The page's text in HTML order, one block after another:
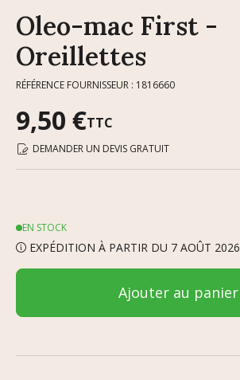
Oleo-mac First -
Oreillettes
RÉFÉRENCE FOURNISSEUR : 1816660
9,50 €TTC
DEMANDER UN DEVIS GRATUIT
EN STOCK
EXPÉDITION À PARTIR DU 7 AOÛT 2026
Ajouter au panier